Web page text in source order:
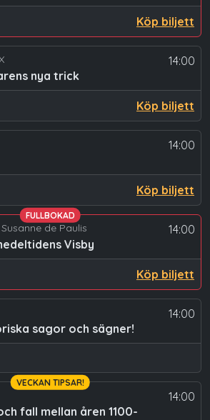
Köp biljett
14:00
nya trick
Köp biljett
14:00
Köp biljett
14:00
de Paulis
Visby
Köp biljett
FULLBOKAD
14:00
sagor och sägner!
14:00
fall mellan åren 1100-
VECKAN TIPSAR!